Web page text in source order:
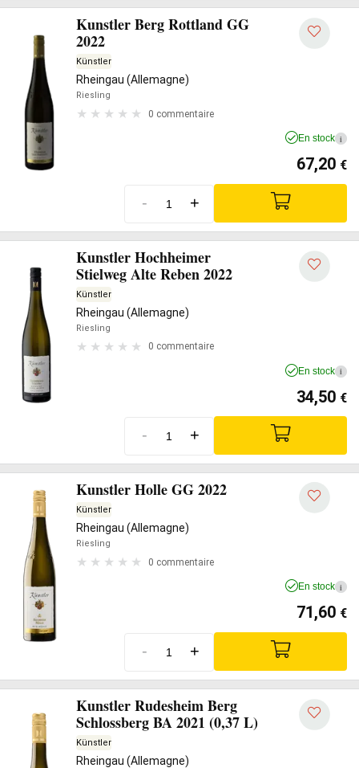
Kunstler Berg Rottland GG
2022
Künstler
Rheingau (Allemagne)
Riesling
0 commentaire
En stock i
67,20 €
- +
Kunstler Hochheimer
Stielweg Alte Reben 2022
Künstler
Rheingau (Allemagne)
Riesling
0 commentaire
En stock i
34,50 €
- +
Kunstler Holle GG 2022
Künstler
Rheingau (Allemagne)
Riesling
0 commentaire
En stock i
71,60 €
- +
Kunstler Rudesheim Berg
Schlossberg BA 2021 (0,37 L)
Künstler
Rheingau (Allemagne)